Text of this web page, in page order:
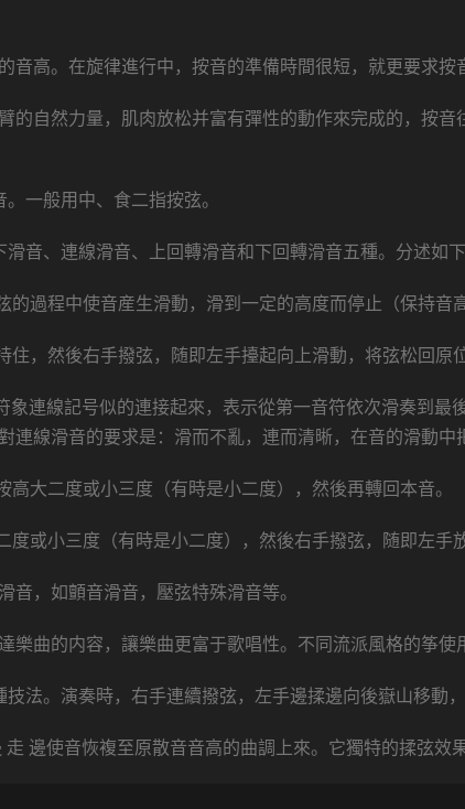
音高。在旋律進行中，按音的準備時間很短，就更要求按
的自然力量，肌肉放松并富有彈性的動作來完成的，按
一般用中、食二指按弦。
音、連線滑音、上回轉滑音和下回轉滑音五種。分述如下
過程中使音産生滑動，滑到一定的高度而停止（保持音高
，然後右手撥弦，随即左手擡起向上滑動，将弦松回原
連線記号似的連接起來，表示從第一音符依次滑奏到
線滑音的要求是：滑而不亂，連而清晰，在音的滑動中
大二度或小三度（有時是小二度），然後再轉回本音。
或小三度（有時是小二度），然後右手撥弦，随即左手
，如顫音滑音，壓弦特殊滑音等。
曲的内容，讓樂曲更富于歌唱性。不同流派風格的筝使
法。演奏時，右手連續撥弦，左手邊揉邊向後嶽山移動
邊使音恢複至原散音音高的曲調上來。它獨特的揉弦效